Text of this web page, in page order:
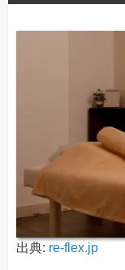
出典: re-flex.jp